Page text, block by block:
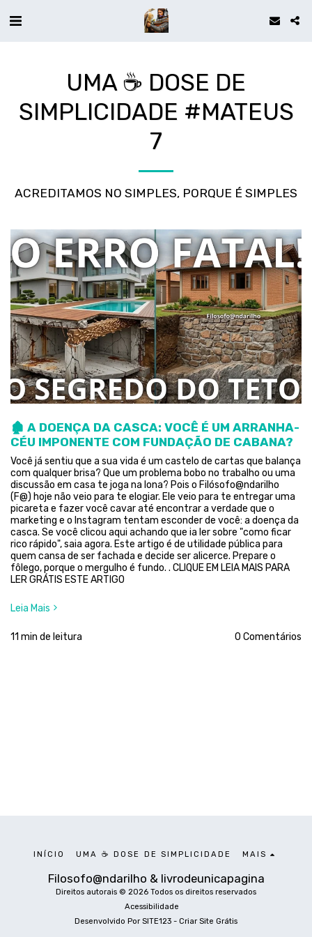
UMA ☕ DOSE DE
SIMPLICIDADE #MATEUS
7
ACREDITAMOS NO SIMPLES, PORQUE É SIMPLES
🏚️ A DOENÇA DA CASCA: VOCÊ É UM ARRANHA-
CÉU IMPONENTE COM FUNDAÇÃO DE CABANA?
Você já sentiu que a sua vida é um castelo de cartas que balança
com qualquer brisa? Que um problema bobo no trabalho ou uma
discussão em casa te joga na lona? Pois o Filósofo@ndarilho
(F@) hoje não veio para te elogiar. Ele veio para te entregar uma
picareta e fazer você cavar até encontrar a verdade que o
marketing e o Instagram tentam esconder de você: a doença da
casca. Se você clicou aqui achando que ia ler sobre "como ficar
rico rápido", saia agora. Este artigo é de utilidade pública para
quem cansa de ser fachada e decide ser alicerce. Prepare o
fôlego, porque o mergulho é fundo. . CLIQUE EM LEIA MAIS PARA
LER GRÁTIS ESTE ARTIGO
Leia Mais
11 min de leitura 0 Comentários
Filosofo@ndarilho & livrodeunicapagina
Direitos autorais © 2026 Todos os direitos reservados
Acessibilidade
Desenvolvido PorSITE123 - Criar Site Grátis
INÍCIO UMA ☕ DOSE DE SIMPLICIDADE MAIS